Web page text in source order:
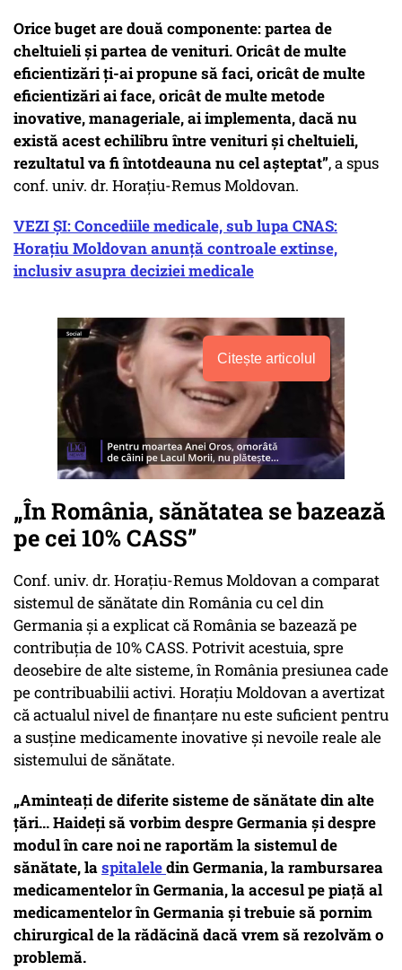
Orice buget are două componente: partea de
cheltuieli și partea de venituri. Oricât de multe
eficientizări ți-ai propune să faci, oricât de multe
eficientizări ai face, oricât de multe metode
inovative, manageriale, ai implementa, dacă nu
există acest echilibru între venituri și cheltuieli,
rezultatul va fi întotdeauna nu cel așteptat”, a spus
conf. univ. dr. Horațiu-Remus Moldovan.
VEZI ȘI: Concediile medicale, sub lupa CNAS:
Horațiu Moldovan anunță controale extinse,
inclusiv asupra deciziei medicale
Citește articolul
„În România, sănătatea se bazează
pe cei 10% CASS”
Conf. univ. dr. Horațiu-Remus Moldovan a comparat
sistemul de sănătate din România cu cel din
Germania și a explicat că România se bazează pe
contribuția de 10% CASS. Potrivit acestuia, spre
deosebire de alte sisteme, în România presiunea cade
pe contribuabilii activi. Horațiu Moldovan a avertizat
că actualul nivel de finanțare nu este suficient pentru
a susține medicamente inovative și nevoile reale ale
sistemului de sănătate.
„Aminteați de diferite sisteme de sănătate din alte
țări... Haideți să vorbim despre Germania și despre
modul în care noi ne raportăm la sistemul de
sănătate, laspitaleledin Germania, la rambursarea
medicamentelor în Germania, la accesul pe piață al
medicamentelor în Germania și trebuie să pornim
chirurgical de la rădăcină dacă vrem să rezolvăm o
problemă.